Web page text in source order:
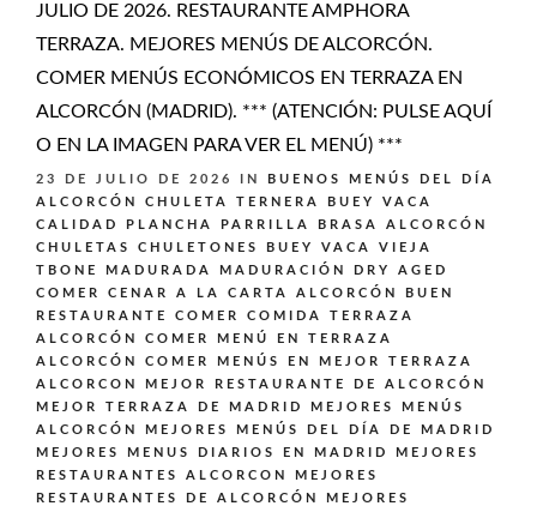
JULIO DE 2026. RESTAURANTE AMPHORA
TERRAZA. MEJORES MENÚS DE ALCORCÓN.
COMER MENÚS ECONÓMICOS EN TERRAZA EN
ALCORCÓN (MADRID). *** (ATENCIÓN: PULSE AQUÍ
O EN LA IMAGEN PARA VER EL MENÚ) ***
23 DE JULIO DE 2026 IN
BUENOS MENÚS DEL DÍA
ALCORCÓN
CHULETA TERNERA BUEY VACA
CALIDAD PLANCHA PARRILLA BRASA ALCORCÓN
CHULETAS CHULETONES BUEY VACA VIEJA
TBONE MADURADA MADURACIÓN DRY AGED
COMER CENAR A LA CARTA ALCORCÓN BUEN
RESTAURANTE
COMER COMIDA TERRAZA
ALCORCÓN
COMER MENÚ EN TERRAZA
ALCORCÓN
COMER MENÚS EN MEJOR TERRAZA
ALCORCON
MEJOR RESTAURANTE DE ALCORCÓN
MEJOR TERRAZA DE MADRID
MEJORES MENÚS
ALCORCÓN
MEJORES MENÚS DEL DÍA DE MADRID
MEJORES MENUS DIARIOS EN MADRID
MEJORES
RESTAURANTES ALCORCON
MEJORES
RESTAURANTES DE ALCORCÓN
MEJORES